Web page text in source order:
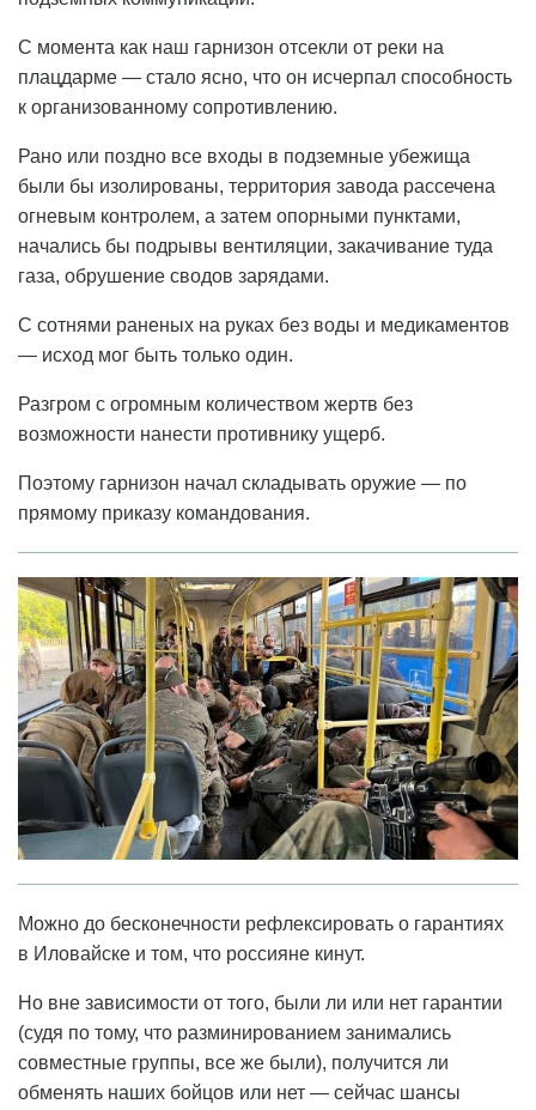
С момента как наш гарнизон отсекли от реки на
плацдарме — стало ясно, что он исчерпал способность
к организованному сопротивлению.
Рано или поздно все входы в подземные убежища
были бы изолированы, территория завода рассечена
огневым контролем, а затем опорными пунктами,
начались бы подрывы вентиляции, закачивание туда
газа, обрушение сводов зарядами.
С сотнями раненых на руках без воды и медикаментов
— исход мог быть только один.
Разгром с огромным количеством жертв без
возможности нанести противнику ущерб.
Поэтому гарнизон начал складывать оружие — по
прямому приказу командования.
Можно до бесконечности рефлексировать о гарантиях
в Иловайске и том, что россияне кинут.
Но вне зависимости от того, были ли или нет гарантии
(судя по тому, что разминированием занимались
совместные группы, все же были), получится ли
обменять наших бойцов или нет — сейчас шансы